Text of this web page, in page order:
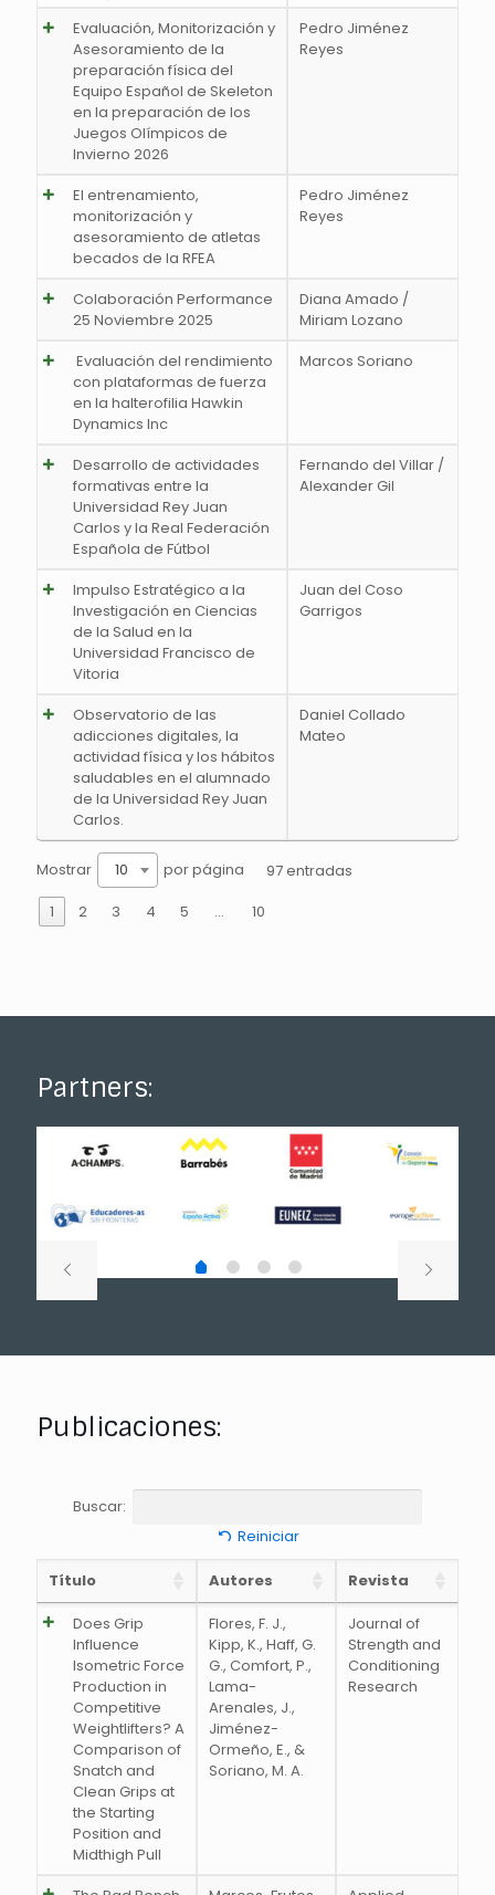
Evaluación, Monitorización y
Asesoramiento de la
preparación física del
Equipo Español de Skeleton
en la preparación de los
Juegos Olímpicos de
Invierno 2026
Pedro Jiménez
Reyes
El entrenamiento,
monitorización y
asesoramiento de atletas
becados de la RFEA
Pedro Jiménez
Reyes
Colaboración Performance
25 Noviembre 2025
Diana Amado /
Miriam Lozano
Evaluación del rendimiento
con plataformas de fuerza
en la halterofilia Hawkin
Dynamics Inc
Marcos Soriano
Desarrollo de actividades
formativas entre la
Universidad Rey Juan
Carlos y la Real Federación
Española de Fútbol
Fernando del Villar /
Alexander Gil
Impulso Estratégico a la
Investigación en Ciencias
de la Salud en la
Universidad Francisco de
Vitoria
Juan del Coso
Garrigos
Observatorio de las
adicciones digitales, la
actividad física y los hábitos
saludables en el alumnado
de la Universidad Rey Juan
Carlos.
Daniel Collado
Mateo
Mostrar 10 por página
97 entradas
1
2 3 4 5 … 10
Partners:
Publicaciones:
Buscar:
Reiniciar
Título Autores Revista
Does Grip
Influence
Isometric Force
Production in
Competitive
Weightlifters? A
Comparison of
Snatch and
Clean Grips at
the Starting
Position and
Midthigh Pull
Flores, F. J.,
Kipp, K., Haff, G.
G., Comfort, P.,
Lama-
Arenales, J.,
Jiménez-
Ormeño, E., &
Soriano, M. A.
Journal of
Strength and
Conditioning
Research